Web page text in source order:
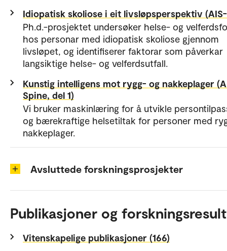
Idiopatisk skoliose i eit livsløpsperspektiv
Ph.d.-prosjektet undersøker helse- og
hos personar med idiopatisk skoliose gjennom
livsløpet, og identifiserer faktorar som påverkar
langsiktige helse- og velferdsutfall.
Kunstig intelligens mot rygg- og nakkeplager
Spine, del 1)
Vi bruker maskinlæring for å utvikle
og bærekraftige helsetiltak for personer med
nakkeplager.
Avsluttede forskningsprosjekter
Publikasjoner og
Vitenskapelige publikasjoner (166)